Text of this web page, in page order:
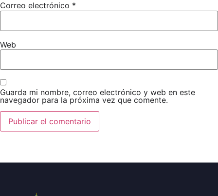
Correo electrónico *
Web
Guarda mi nombre, correo electrónico y web en este
navegador para la próxima vez que comente.